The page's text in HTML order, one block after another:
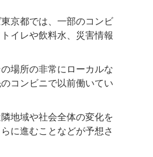
京都では、一部のコンビ
イレや飲料水、災害情報
場所の非常にローカルな
コンビニで以前働いてい
地域や社会全体の変化を
に進むことなどが予想さ